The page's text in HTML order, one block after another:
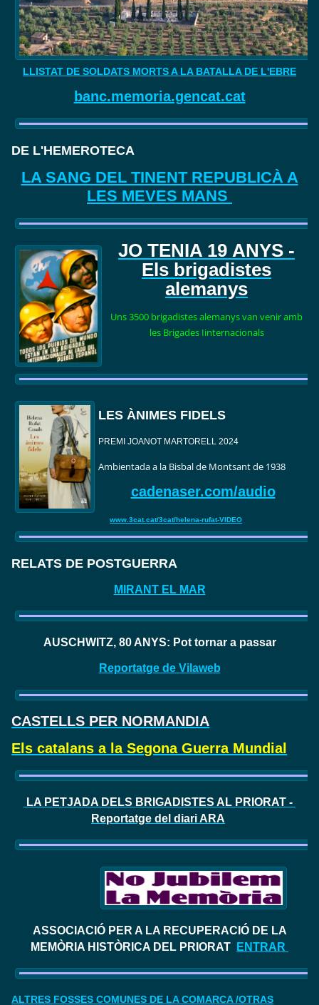
LLISTAT DE SOLDATS MORTS A LA BATALLA DE L'EBRE
banc.memoria.gencat.cat
DE L'HEMEROTECA
LA SANG DEL TINENT REPUBLICÀ A
LES MEVES MANS
JO TENIA 19 ANYS -
Els brigadistes
alemanys
Uns 3500 brigadistes alemanys van venir amb
les Brigades Iinternacionals
LES ÀNIMES FIDELS
PREMI JOANOT MARTORELL 2024
Ambientada a la Bisbal de Montsant de 1938
cadenaser.com/audio
www.3cat.cat/3cat/helena-rufat-VIDEO
RELATS DE POSTGUERRA
MIRANT EL MAR
AUSCHWITZ, 80 ANYS: Pot tornar a passar
Reportatge de Vilaweb
CASTELLS PER NORMANDIA
Els catalans a la Segona Guerra Mundial
LA PETJADA DELS BRIGADISTES AL PRIORAT -
Reportatge del diari ARA
ASSOCIACIÓ PER A LA RECUPERACIÓ DE LA
MEMÒRIA HISTÒRICA DEL PRIORAT
ENTRAR
ALTRES FOSSES COMUNES DE LA COMARCA /OTRAS